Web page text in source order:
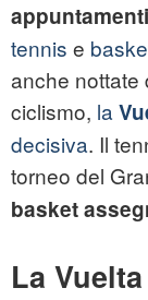
tennis e
anche nottate
ciclismo, la
decisiva. Il
torneo del
basket
La